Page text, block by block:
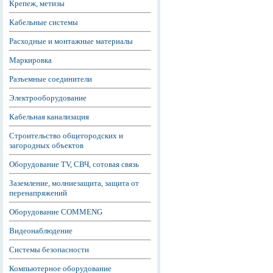
Крепеж, метизы
Кабельные системы
Расходные и монтажные материалы
Маркировка
Разъемные соединители
Электрооборудование
Кабельная канализация
Строительство общегородских и
загородных объектов
Оборудование TV, СВЧ, сотовая связь
Заземление, молниезащита, защита от
перенапряжений
Оборудование COMMENG
Видеонаблюдение
Системы безопасности
Компьютерное оборудование